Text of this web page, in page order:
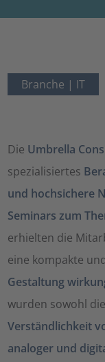
Branche | IT
Die Umbrella
spezialisiertes
und hochsichere
Seminars zum
erhielten die
eine kompakte
Gestaltung
wurden sowohl die
Verständlichkeit
analoger und